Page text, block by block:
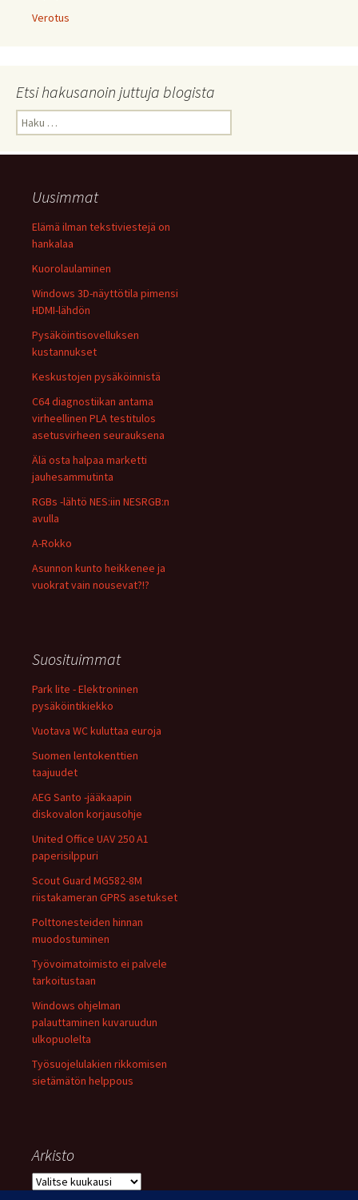
Verotus
Etsi hakusanoin juttuja blogista
Haku:
Uusimmat
Elämä ilman tekstiviestejä on
hankalaa
Kuorolaulaminen
Windows 3D-näyttötila pimensi
HDMI-lähdön
Pysäköintisovelluksen
kustannukset
Keskustojen pysäköinnistä
C64 diagnostiikan antama
virheellinen PLA testitulos
asetusvirheen seurauksena
Älä osta halpaa marketti
jauhesammutinta
RGBs -lähtö NES:iin NESRGB:n
avulla
A-Rokko
Asunnon kunto heikkenee ja
vuokrat vain nousevat?!?
Suosituimmat
Park lite - Elektroninen
pysäköintikiekko
Vuotava WC kuluttaa euroja
Suomen lentokenttien
taajuudet
AEG Santo -jääkaapin
diskovalon korjausohje
United Office UAV 250 A1
paperisilppuri
Scout Guard MG582-8M
riistakameran GPRS asetukset
Polttonesteiden hinnan
muodostuminen
Työvoimatoimisto ei palvele
tarkoitustaan
Windows ohjelman
palauttaminen kuvaruudun
ulkopuolelta
Työsuojelulakien rikkomisen
sietämätön helppous
Arkisto
Arkisto